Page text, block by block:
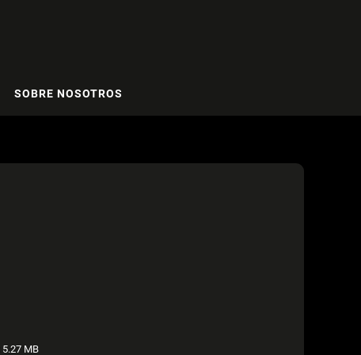
SOBRE NOSOTROS
5.27 MB